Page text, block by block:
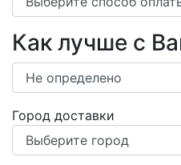
Как лучше с
Город доставки